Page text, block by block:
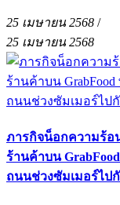
25 เมษายน 2568 /
25 เมษายน 2568
ภารกิจน็อกความร้อ
ร้านค้าบน
ถนนช่วงซัมเมอร์ไป